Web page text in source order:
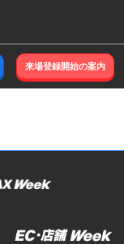
来場登録開始の案内